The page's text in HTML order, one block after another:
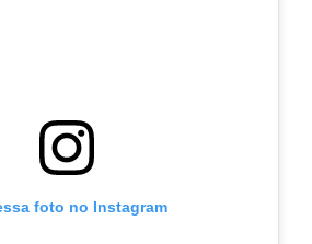
foto no Instagram